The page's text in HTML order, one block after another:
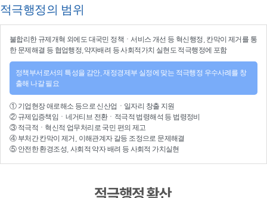
적극행정의 범위
불합리한 규제개혁 외에도 대국민 정책ㆍ서비스 개선 등 혁신행정 , 칸막이 제거를 통
한 문제해결 등 협업행정 ,약자배려 등사회적가치 실현 도 적극행정에 포함
정책부서로서의 특성을 감안, 재정경제부 실정에 맞는 적극행정 우수사례를 창
출해 나갈 필요
① 기업현장 애로해소 등으로 신산업 ㆍ 일자리 창출 지원
② 규제입증책임 ㆍ 네거티브 전환ㆍ적극적 법령해석 등 법령정비
③ 적극적 ㆍ 혁신적 업무처리 로 국민 편의 제고
④ 부처간 칸막이 제거, 이해관계자 갈등 조정으로 문제해결
⑤ 안전한 환경조성, 사회적 약자 배려 등 사회적 가치실현